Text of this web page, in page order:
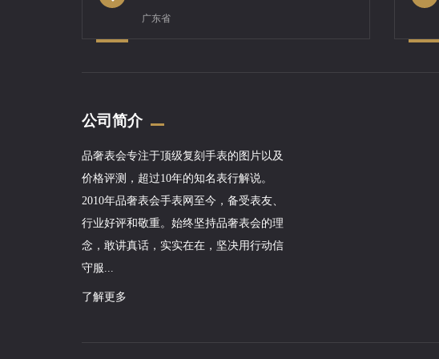
广东省
公司简介
品奢表会专注于顶级复刻手表的图片以及
价格评测，超过10年的知名表行解说。
2010年品奢表会手表网至今，备受表友、
行业好评和敬重。始终坚持品奢表会的理
念，敢讲真话，实实在在，坚决用行动信
守服...
了解更多